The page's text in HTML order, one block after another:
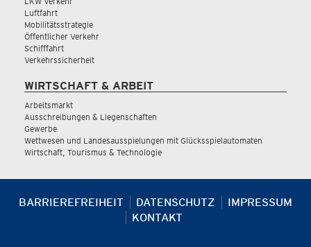
Luftfahrt
Mobilitätsstrategie
Öffentlicher Verkehr
Schifffahrt
Verkehrssicherheit
WIRTSCHAFT & ARBEIT
Arbeitsmarkt
Ausschreibungen & Liegenschaften
Gewerbe
Wettwesen und Landesausspielungen mit Glücksspielautomaten
Wirtschaft, Tourismus & Technologie
BARRIEREFREIHEIT DATENSCHUTZ
IMPRESSUM
KONTAKT